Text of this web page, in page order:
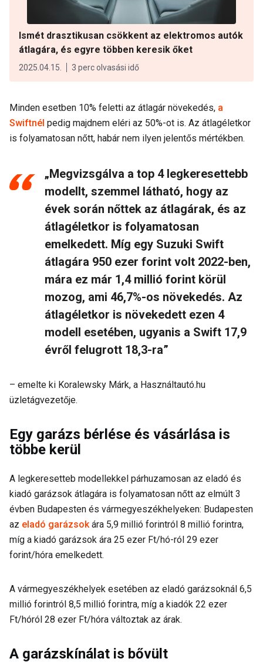
Ismét drasztikusan csökkent az elektromos autók
átlagára, és egyre többen keresik őket
2025.04.15. 3 perc olvasási idő
Minden esetben 10% feletti az átlagár növekedés, a
Swiftnél pedig majdnem eléri az 50%-ot is. Az átlagéletkor
is folyamatosan nőtt, habár nem ilyen jelentős mértékben.
„Megvizsgálva a top 4 legkeresettebb
modellt, szemmel látható, hogy az
évek során nőttek az átlagárak, és az
átlagéletkor is folyamatosan
emelkedett. Míg egy Suzuki Swift
átlagára 950 ezer forint volt 2022-ben,
mára ez már 1,4 millió forint körül
mozog, ami 46,7%-os növekedés. Az
átlagéletkor is növekedett ezen 4
modell esetében, ugyanis a Swift 17,9
évről felugrott 18,3-ra”
– emelte ki Koralewsky Márk, a Használtautó.hu
üzletágvezetője.
Egy garázs bérlése és vásárlása is
többe kerül
A legkeresetteb modellekkel párhuzamosan az eladó és
kiadó garázsok átlagára is folyamatosan nőtt az elmúlt 3
évben Budapesten és vármegyeszékhelyeken: Budapesten
az eladó garázsokára 5,9 millió forintról 8 millió forintra,
míg a kiadó garázsok ára 25 ezer Ft/hó-ról 29 ezer
forint/hóra emelkedett.
A vármegyeszékhelyek esetében az eladó garázsoknál 6,5
millió forintról 8,5 millió forintra, míg a kiadók 22 ezer
Ft/hóról 28 ezer Ft/hóra változtak az árak.
A garázskínálat is bővült